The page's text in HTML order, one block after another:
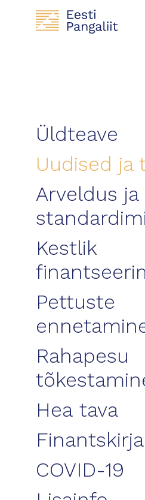
Üldteave
Uudised ja
Arveldus ja
Kestlik
Pettuste
Rahapesu
Hea tava
COVID-19